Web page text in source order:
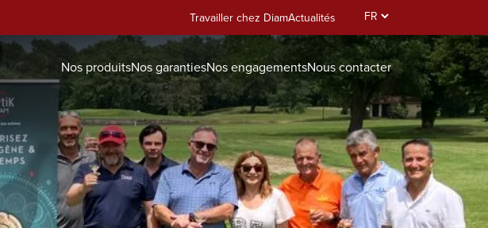
Travailler chez DiamActualités
Select
language
Nos produitsNos garantiesNos engagementsNous contacter